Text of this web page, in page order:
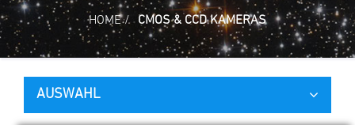
HOME / CMOS & CCD KAMERAS
AUSWAHL